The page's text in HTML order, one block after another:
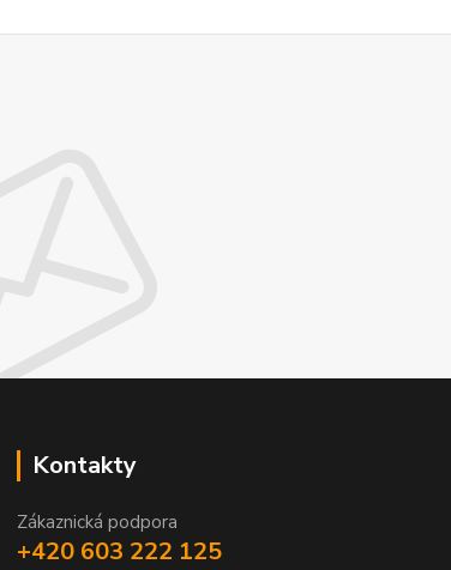
Kontakty
Zákaznická podpora
+420 603 222 125